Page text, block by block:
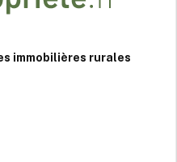
immobilières rurales